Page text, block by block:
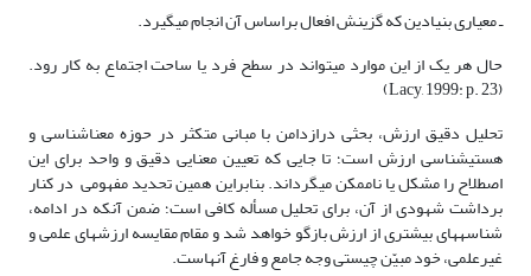
ـ معیاری بنیادین که گزینش افعال براساس آن انجام می­گیرد.
حال هر یک از این موارد می­تواند در سطح فرد یا ساحت اجتماع به کار رود.
(Lacy, 1999: p. 23)
تحلیل دقیق ارزش، بحثی درازدامن با مبانی متکثر در حوزه معناشناسی و
هستی­شناسی ارزش است؛ تا جایی که تعیین معنایی دقیق و واحد برای این
اصطلاح را مشکل یا ناممکن می­گرداند. بنابراین همین تحدید مفهومی در کنار
برداشت شهودی از آن، برای تحلیل مسأله کافی است؛ ضمن آنکه در ادامه،
شناسه­های بیشتری از ارزش بازگو خواهد شد و مقام مقایسه ارزش­های علمی و
غیرعلمی، خود مبیّن چیستی وجه جامع و فارغ آنهاست.